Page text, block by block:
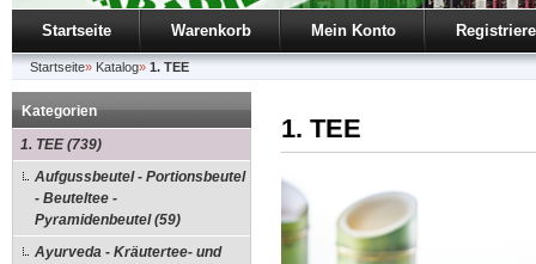
Startseite Warenkorb Mein Konto
Startseite» Katalog» 1. TEE
Kategorien
1. TEE (739)
Aufgussbeutel - Portionsbeutel
- Beuteltee -
Pyramidenbeutel (59)
Ayurveda - Kräutertee- und
1. TEE